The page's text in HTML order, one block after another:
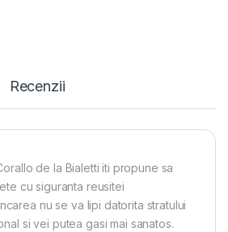
Recenzii
de la Bialetti iti propune sa
cu siguranta reusitei
nu se va lipi datorita stratului
si vei putea gasi mai sanatos.